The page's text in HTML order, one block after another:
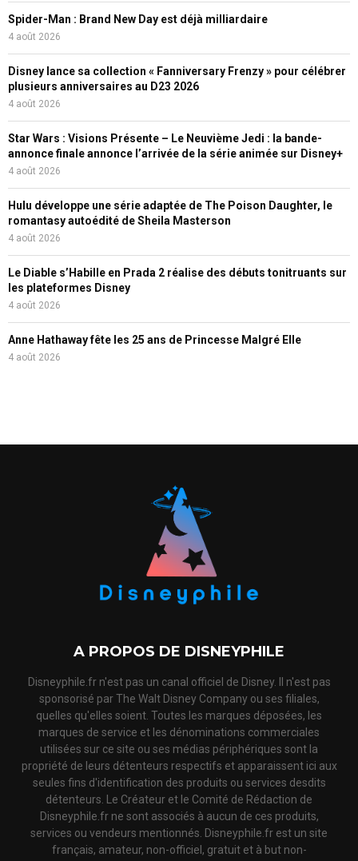
Spider-Man : Brand New Day est déjà milliardaire
4 août 2026
Disney lance sa collection « Fanniversary Frenzy » pour célébrer
plusieurs anniversaires au D23 2026
4 août 2026
Star Wars : Visions Présente – Le Neuvième Jedi : la bande-
annonce finale annonce l’arrivée de la série animée sur Disney+
4 août 2026
Hulu développe une série adaptée de The Poison Daughter, le
romantasy autoédité de Sheila Masterson
4 août 2026
Le Diable s’Habille en Prada 2 réalise des débuts tonitruants sur
les plateformes Disney
4 août 2026
Anne Hathaway fête les 25 ans de Princesse Malgré Elle
4 août 2026
A PROPOS DE DISNEYPHILE
Disneyphile.fr n'est pas un canal officiel de Disney. Il n'est pas
sponsorisé par The Walt Disney Company ou ses filiales,
quelles qu'elles soient. Toutes les marques déposées, les
marques de service et les dénominations commerciales
utilisées sur ce site ou ses médias périphériques sont la
propriété de leurs détenteurs respectifs et apparaissent ici aux
seules fins d'identification des produits ou services desdits
détenteurs. Le Créateur et le Comité de Rédaction de
Disneyphile.fr ne sont associés à aucun de ces produits,
services ou vendeurs mentionnés. Disneyphile.fr est un site
français, amateur, non-officiel, gratuit et à but non-